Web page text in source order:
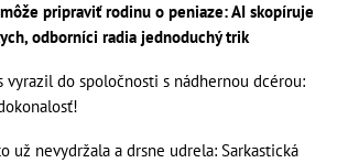
pripraviť rodinu o peniaze: AI skopíruje
odborníci radia jednoduchý trik
vyrazil do spoločnosti s nádhernou dcérou:
už nevydržala a drsne udrela: Sarkastická